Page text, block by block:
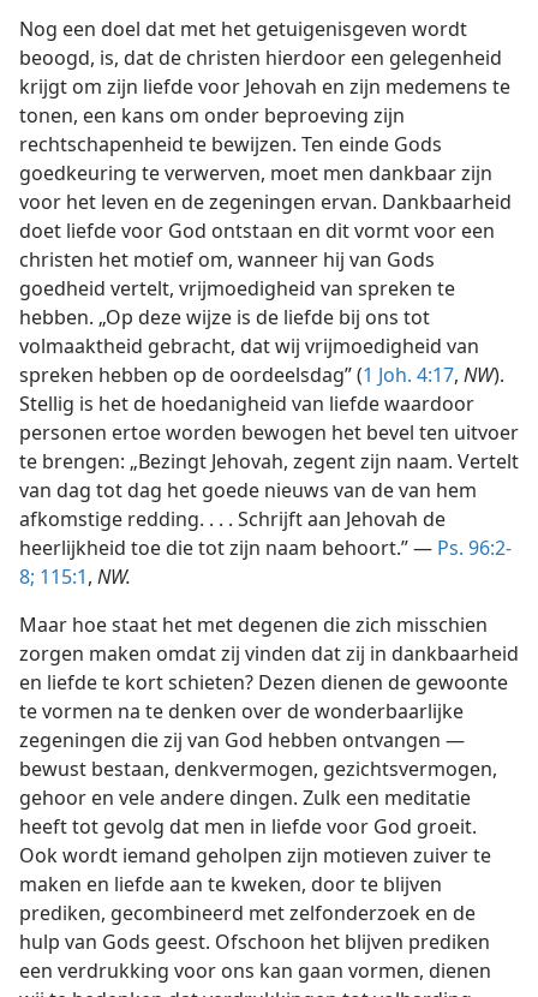
Nog een doel dat met het getuigenisgeven wordt
beoogd, is, dat de christen hierdoor een gelegenheid
krijgt om zijn liefde voor Jehovah en zijn medemens te
tonen, een kans om onder beproeving zijn
rechtschapenheid te bewijzen. Ten einde Gods
goedkeuring te verwerven, moet men dankbaar zijn
voor het leven en de zegeningen ervan. Dankbaarheid
doet liefde voor God ontstaan en dit vormt voor een
christen het motief om, wanneer hij van Gods
goedheid vertelt, vrijmoedigheid van spreken te
hebben. „Op deze wijze is de liefde bij ons tot
volmaaktheid gebracht, dat wij vrijmoedigheid van
spreken hebben op de oordeelsdag” (1 Joh. 4:17, NW).
Stellig is het de hoedanigheid van liefde waardoor
personen ertoe worden bewogen het bevel ten uitvoer
te brengen: „Bezingt Jehovah, zegent zijn naam. Vertelt
van dag tot dag het goede nieuws van de van hem
afkomstige redding. . . . Schrijft aan Jehovah de
heerlijkheid toe die tot zijn naam behoort.” — Ps. 96:2-
8; 115:1, NW.
Maar hoe staat het met degenen die zich misschien
zorgen maken omdat zij vinden dat zij in dankbaarheid
en liefde te kort schieten? Dezen dienen de gewoonte
te vormen na te denken over de wonderbaarlijke
zegeningen die zij van God hebben ontvangen —
bewust bestaan, denkvermogen, gezichtsvermogen,
gehoor en vele andere dingen. Zulk een meditatie
heeft tot gevolg dat men in liefde voor God groeit.
Ook wordt iemand geholpen zijn motieven zuiver te
maken en liefde aan te kweken, door te blijven
prediken, gecombineerd met zelfonderzoek en de
hulp van Gods geest. Ofschoon het blijven prediken
een verdrukking voor ons kan gaan vormen, dienen